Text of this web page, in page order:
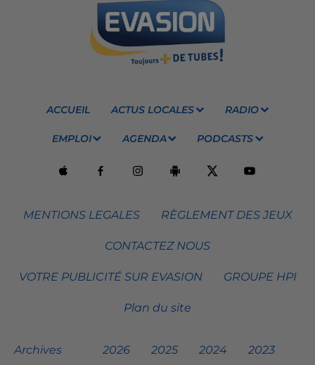
ACCUEIL ACTUS LOCALES RADIO
EMPLOI AGENDA PODCASTS
MENTIONS LEGALES RÈGLEMENT DES JEUX
CONTACTEZ NOUS
VOTRE PUBLICITÉ SUR EVASION GROUPE HPI
Plan du site
Archives 2026 2025 2024 2023